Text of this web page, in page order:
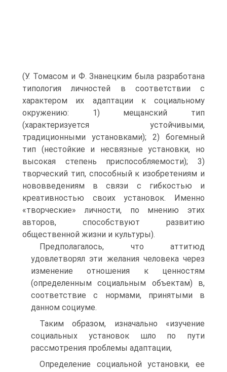
(У. Томасом и Ф. Знанецким была разработана
типология личностей в соответствии с
характером их адаптации к социальному
окружению: 1) мещанский тип
(характеризуется устойчивыми,
традиционными установками); 2) богемный
тип (нестойкие и несвязные установки, но
высокая степень приспособляемости); 3)
творческий тип, способный к изобретениям и
нововведениям в связи с гибкостью и
креативностью своих установок. Именно
«творческие» личности, по мнению этих
авторов, способствуют развитию
общественной жизни и культуры).
Предполагалось, что аттитюд
удовлетворял эти желания человека через
изменение отношения к ценностям
(определенным социальным объектам) в,
соответствие с нормами, принятыми в
данном социуме.
Таким образом, изначально «изучение
социальных установок шло по пути
рассмотрения проблемы адаптации,
Определение социальной установки, ее